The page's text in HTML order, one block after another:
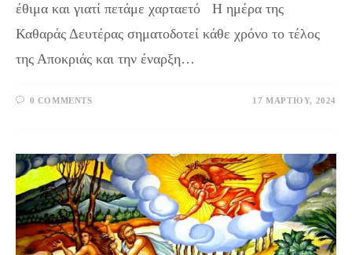
έθιμα και γιατί πετάμε χαρταετό Η ημέρα της
Καθαράς Δευτέρας σηματοδοτεί κάθε χρόνο το τέλος
της Αποκριάς και την έναρξη…
0 COMMENTS 17 ΜΑΡΤΊΟΥ, 2024